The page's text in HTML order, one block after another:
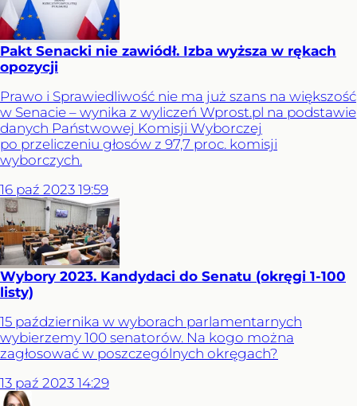
Pakt Senacki nie zawiódł. Izba wyższa w rękach
opozycji
Prawo i Sprawiedliwość nie ma już szans na większość
w Senacie – wynika z wyliczeń Wprost.pl na podstawie
danych Państwowej Komisji Wyborczej
po przeliczeniu głosów z 97,7 proc. komisji
wyborczych.
16 paź 2023 19:59
Wybory 2023. Kandydaci do Senatu (okręgi 1-100
listy)
15 października w wyborach parlamentarnych
wybierzemy 100 senatorów. Na kogo można
zagłosować w poszczególnych okręgach?
13 paź 2023 14:29